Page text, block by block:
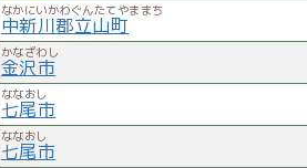
なかにいかわぐんたてやままち
中新川郡立山町
かなざわし
金沢市
ななおし
七尾市
ななおし
七尾市